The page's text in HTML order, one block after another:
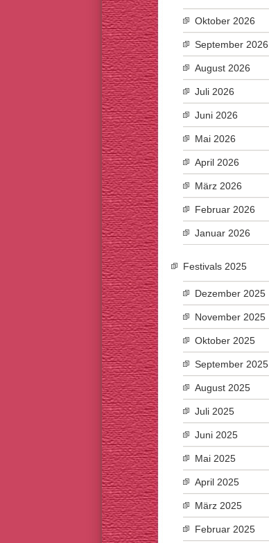
Oktober 2026
September 2026
August 2026
Juli 2026
Juni 2026
Mai 2026
April 2026
März 2026
Februar 2026
Januar 2026
Festivals 2025
Dezember 2025
November 2025
Oktober 2025
September 2025
August 2025
Juli 2025
Juni 2025
Mai 2025
April 2025
März 2025
Februar 2025